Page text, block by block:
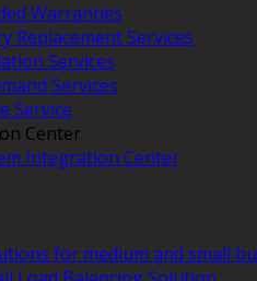
Warranties
Replacement Services
Services
Services
Service
Center
Integration Center
for medium and small